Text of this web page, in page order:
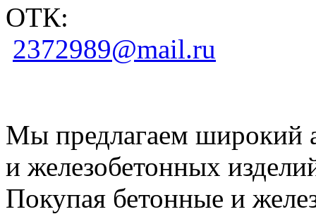
ОТК:
2372989@mail.ru
Мы предлагаем широкий
и железобетонных
Покупая бетонные и